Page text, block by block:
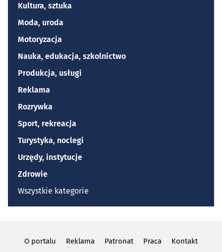
Kultura, sztuka
Moda, uroda
Motoryzacja
Nauka, edukacja, szkolnictwo
Produkcja, usługi
Reklama
Rozrywka
Sport, rekreacja
Turystyka, noclegi
Urzędy, instytucje
Zdrowie
Wszystkie kategorie
O portalu Reklama Patronat Praca
Kontakt